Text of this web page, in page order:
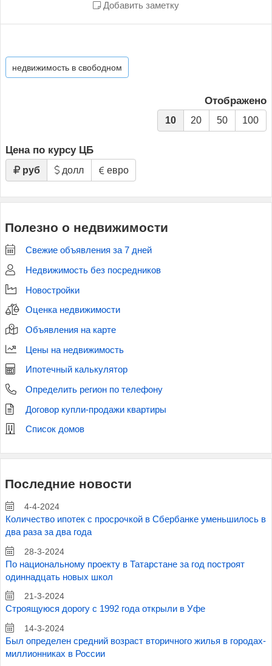
Добавить заметку
недвижимость в свободном
Отображено
10 20 50 100
Цена по курсу ЦБ
руб долл евро
Полезно о недвижимости
Свежие объявления за 7 дней
Недвижимость без посредников
Новостройки
Оценка недвижимости
Объявления на карте
Цены на недвижимость
Ипотечный калькулятор
Определить регион по телефону
Договор купли-продажи квартиры
Список домов
Последние новости
4-4-2024
Количество ипотек с просрочкой в Сбербанке уменьшилось в
два раза за два года
28-3-2024
По национальному проекту в Татарстане за год построят
одиннадцать новых школ
21-3-2024
Строящуюся дорогу с 1992 года открыли в Уфе
14-3-2024
Был определен средний возраст вторичного жилья в городах-
миллионниках в России